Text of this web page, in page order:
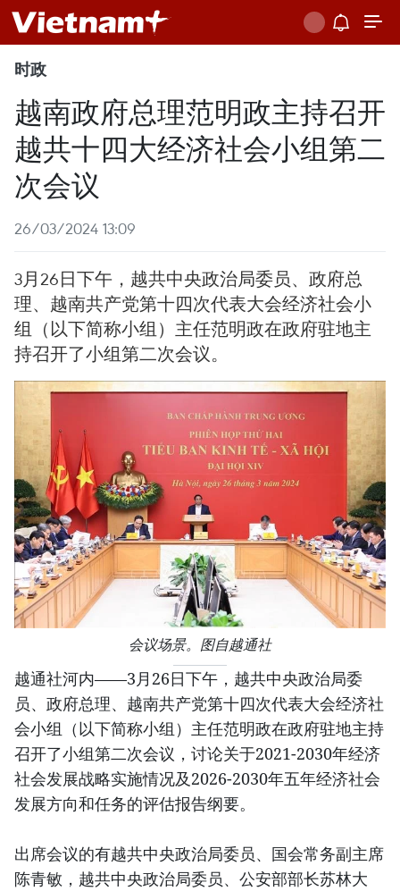
时政
越南政府总理范明政主持召开
越共十四大经济社会小组第二
次会议
26/03/2024 13:09
3月26日下午，越共中央政治局委员、政府总
理、越南共产党第十四次代表大会经济社会小
组（以下简称小组）主任范明政在政府驻地主
持召开了小组第二次会议。
会议场景。图自越通社
越通社河内——3月26日下午，越共中央政治局委
员、政府总理、越南共产党第十四次代表大会经济社
会小组（以下简称小组）主任范明政在政府驻地主持
召开了小组第二次会议，讨论关于2021-2030年经济
社会发展战略实施情况及2026-2030年五年经济社会
发展方向和任务的评估报告纲要。
出席会议的有越共中央政治局委员、国会常务副主席
陈青敏，越共中央政治局委员、公安部部长苏林大